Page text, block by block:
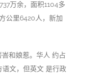
万余，面积1104多
公里6420人，新加
和娘惹。华人 约占
语文，但英文 是行政